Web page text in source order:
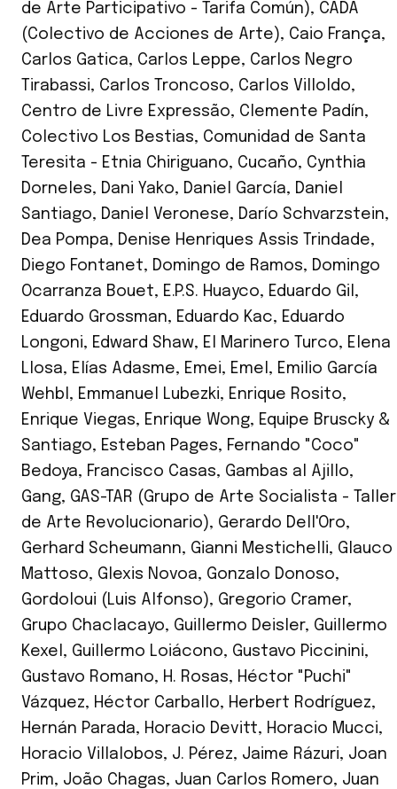
de Arte Participativo - Tarifa Común), CADA
(Colectivo de Acciones de Arte), Caio França,
Carlos Gatica, Carlos Leppe, Carlos Negro
Tirabassi, Carlos Troncoso, Carlos Villoldo,
Centro de Livre Expressão, Clemente Padín,
Colectivo Los Bestias, Comunidad de Santa
Teresita - Etnia Chiriguano, Cucaño, Cynthia
Dorneles, Dani Yako, Daniel García, Daniel
Santiago, Daniel Veronese, Darío Schvarzstein,
Dea Pompa, Denise Henriques Assis Trindade,
Diego Fontanet, Domingo de Ramos, Domingo
Ocarranza Bouet, E.P.S. Huayco, Eduardo Gil ,
Eduardo Grossman, Eduardo Kac, Eduardo
Longoni, Edward Shaw, El Marinero Turco, Elena
Llosa, Elías Adasme, Emei, Emel , Emilio García
Wehbl , Emmanuel Lubezki, Enrique Rosito,
Enrique Viegas, Enrique Wong, Equipe Bruscky &
Santiago, Esteban Pages, Fernando "Coco"
Bedoya, Francisco Casas, Gambas al Ajillo,
Gang, GAS-TAR (Grupo de Arte Socialista - Taller
de Arte Revolucionario), Gerardo Dell'Oro,
Gerhard Scheumann, Gianni Mestichelli, Glauco
Mattoso, Glexis Novoa, Gonzalo Donoso,
Gordoloui (Luis Alfonso), Gregorio Cramer,
Grupo Chaclacayo, Guillermo Deisler, Guillermo
Kexel , Guillermo Loiácono, Gustavo Piccinini,
Gustavo Romano, H. Rosas, Héctor "Puchi"
Vázquez, Héctor Carballo, Herbert Rodríguez,
Hernán Parada, Horacio Devitt, Horacio Mucci,
Horacio Villalobos, J. Pérez, Jaime Rázuri, Joan
Prim, João Chagas, Juan Carlos Romero, Juan